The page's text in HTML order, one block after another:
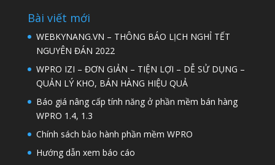
Bài viết mới
WEBKYNANG.VN – THÔNG BÁO LỊCH NGHỈ TẾT
NGUYÊN ĐÁN 2022
WPRO IZI – ĐƠN GIẢN – TIỆN LỢI – DỄ SỬ DỤNG –
QUẢN LÝ KHO, BÁN HÀNG HIỆU QUẢ
Báo giá nâng cấp tính năng ở phần mềm bán hàng
WPRO 1.4, 1.3
Chính sách bảo hành phần mềm WPRO
Hướng dẫn xem báo cáo